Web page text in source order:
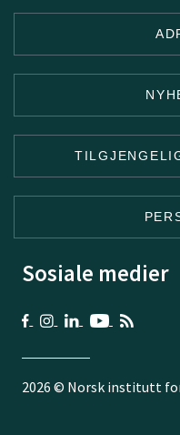
Sosiale medier
2026 © Norsk institutt